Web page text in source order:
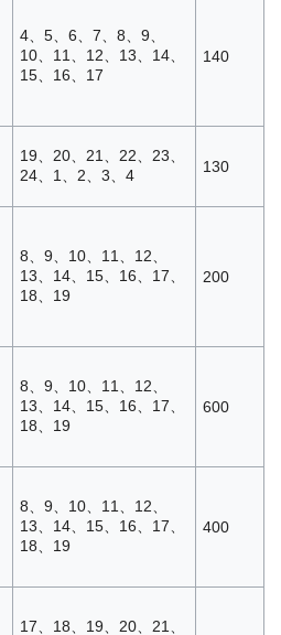
4、5、6、7、8、9、
10、11、12、13、14、
15、16、17
140
19、20、21、22、23、
24、1、2、3、4
130
8、9、10、11、12、
13、14、15、16、17、
18、19
200
8、9、10、11、12、
13、14、15、16、17、
18、19
600
8、9、10、11、12、
13、14、15、16、17、
18、19
400
17、18、19、20、21、